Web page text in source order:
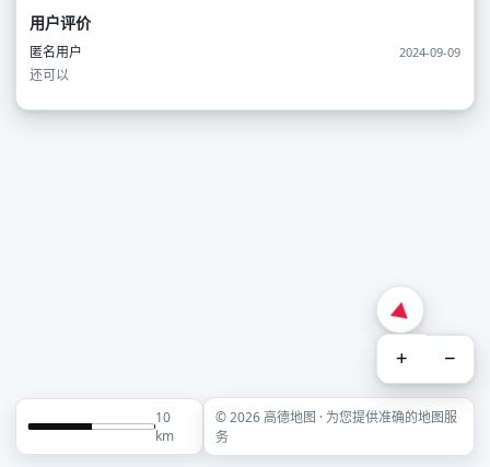
用户评价
匿名用户 2024-09-09
还可以
+ −
10
km
© 2026 高德地图 · 为您提供准确的地图服
务